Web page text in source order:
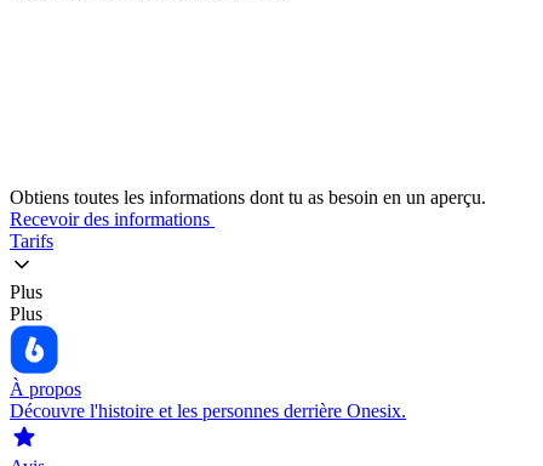
Obtiens toutes les informations dont tu as besoin en un aperçu.
Recevoir des informations
Tarifs
Plus
Plus
À propos
Découvre l'histoire et les personnes derrière Onesix.
star